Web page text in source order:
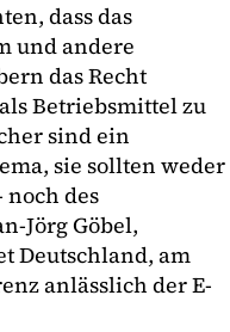
dass das
und andere
das Recht
Betriebsmittel zu
sind ein
sie sollten weder
noch des
Jörg Göbel,
Deutschland, am
anlässlich der E-